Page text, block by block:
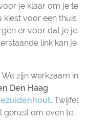
je klaar om je te
kiest voor een thuis
er voor dat je je
link kan je
zijn werkzaam in
Den Haag
. Twijfel
gerust om even te